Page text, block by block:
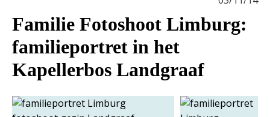
Familie Fotoshoot Limburg:
familieportret in het
Kapellerbos Landgraaf